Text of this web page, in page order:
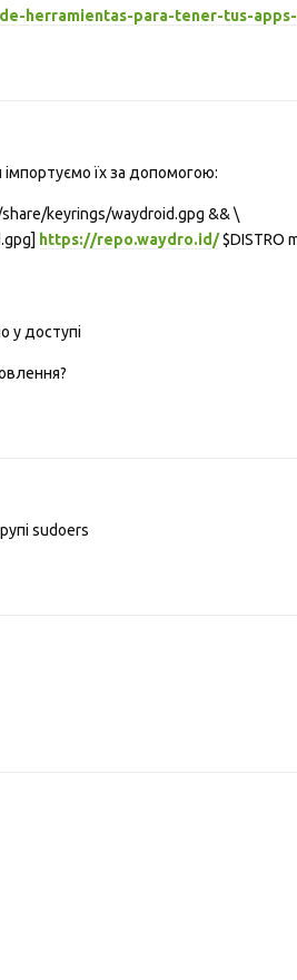
herramientas-para-tener-tus-
їх за допомогою:
keyrings/waydroid.gpg && \
https://repo.waydro.id/$DISTRO
у доступі
sudoers